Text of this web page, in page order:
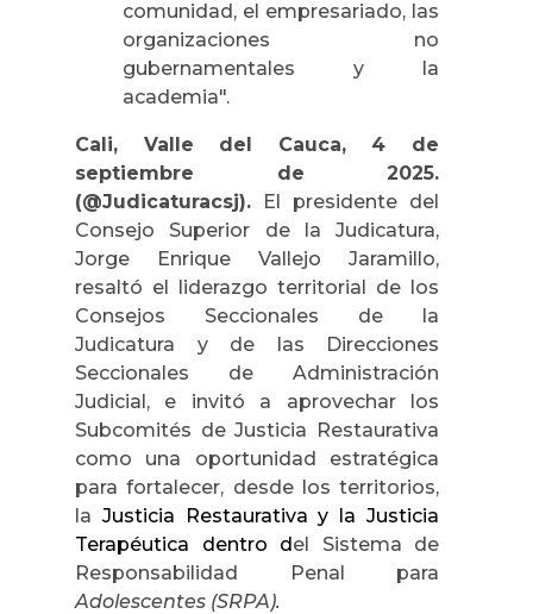
comunidad, el empresariado, las
organizaciones no
gubernamentales y la
academia".
Cali, Valle del Cauca, 4 de
septiembre de 2025.
(@Judicaturacsj). El presidente del
Consejo Superior de la Judicatura,
Jorge Enrique Vallejo Jaramillo,
resaltó el liderazgo territorial de los
Consejos Seccionales de la
Judicatura y de las Direcciones
Seccionales de Administración
Judicial, e invitó a aprovechar los
Subcomités de Justicia Restaurativa
como una oportunidad estratégica
para fortalecer, desde los territorios,
la Justicia Restaurativa y la Justicia
Terapéutica dentro del Sistema de
Responsabilidad Penal para
Adolescentes (SRPA).